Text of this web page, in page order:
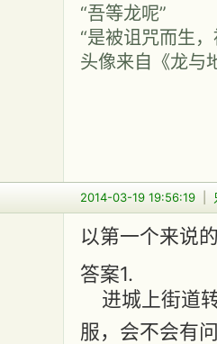
“吾等龙呢”
“是被诅咒而生
头像来自《龙与
2014-03-19 19:56:19
以第一个来说
答案1.
进城上街道
服，会不会有